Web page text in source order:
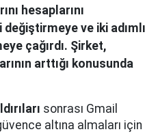
hesaplarını
ve iki adımlı
çağırdı. Şirket,
arttığı konusunda
sonrası Gmail
altına almaları için